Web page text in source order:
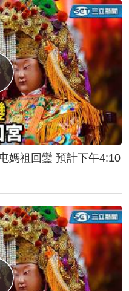
預計下午4:10